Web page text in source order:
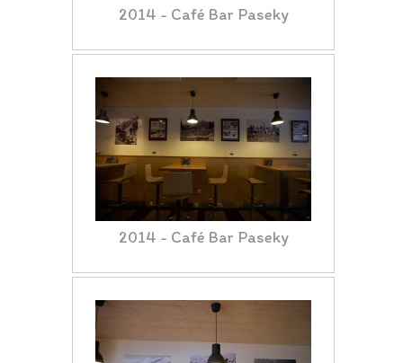
2014 - Café Bar Paseky
2014 - Café Bar Paseky